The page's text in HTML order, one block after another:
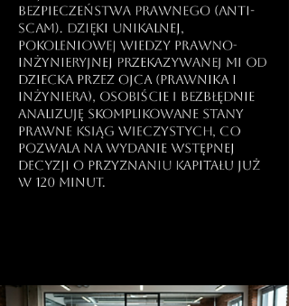
bezpieczeństwa prawnego (anti-
scam). Dzięki unikalnej,
pokoleniowej wiedzy prawno-
inżynieryjnej przekazywanej mi od
dziecka przez ojca (prawnika i
inżyniera), osobiście i bezbłędnie
analizuję skomplikowane stany
prawne Ksiąg Wieczystych, co
pozwala na wydanie wstępnej
decyzji o przyznaniu kapitału już
w 120 minut.